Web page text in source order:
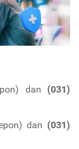
dan (031)
dan (031)